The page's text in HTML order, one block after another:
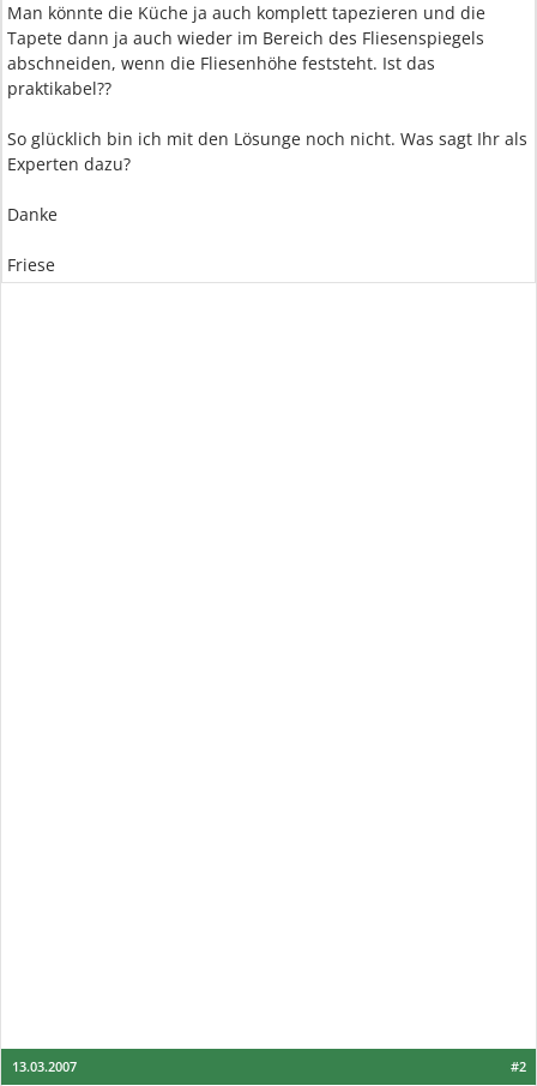
Man könnte die Küche ja auch komplett tapezieren und die
Tapete dann ja auch wieder im Bereich des Fliesenspiegels
abschneiden, wenn die Fliesenhöhe feststeht. Ist das
praktikabel??
So glücklich bin ich mit den Lösunge noch nicht. Was sagt Ihr als
Experten dazu?
Danke
Friese
#2
13.03.2007